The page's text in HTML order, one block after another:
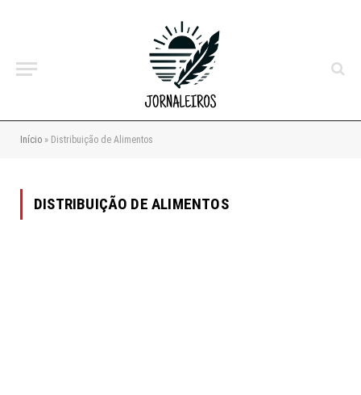
Início » Distribuição de Alimentos
DISTRIBUIÇÃO DE ALIMENTOS